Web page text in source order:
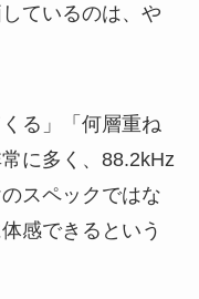
ているのは、や
る」「何層重ね
に多く、88.2kHz
スペックではな
感できるという